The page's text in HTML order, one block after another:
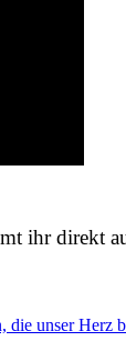
ihr direkt